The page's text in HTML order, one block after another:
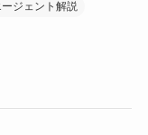
ジェント解説